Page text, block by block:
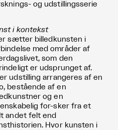
og udstillingsserie
i kontekst
sætter billedkunsten i
med områder af
som den
er udsprunget af.
udstilling arrangeres af en
bestående af en
og en
for-sker fra et
andet felt end
Hvor kunsten i